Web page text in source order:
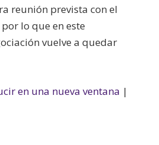
reunión prevista con el
lo que en este
vuelve a quedar
en una nueva ventana |